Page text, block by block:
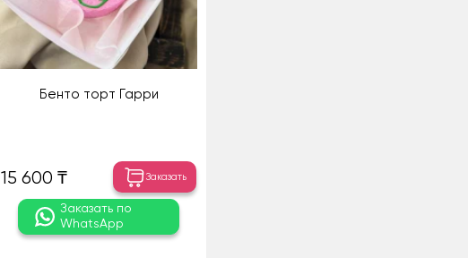
Бенто торт Гарри
15 600 ₸ Заказать
Заказать по
WhatsApp